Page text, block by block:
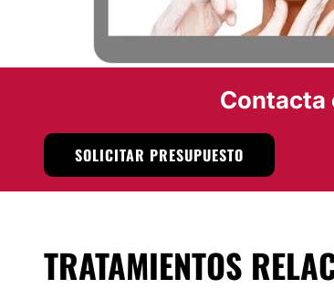
Contacta
SOLICITAR PRESUPUESTO
TRATAMIENTOS